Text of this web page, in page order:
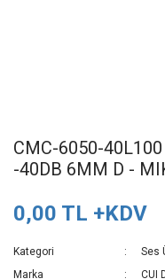
CMC-6050-
-40DB 6MM D -
0,00 TL +KDV
Kategori
Ses
Marka
CUI